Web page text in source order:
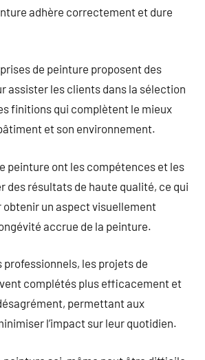
adhère correctement et dure
de peinture proposent des
assister les clients dans la sélection
finitions qui complètent le mieux
et son environnement.
peinture ont les compétences et les
des résultats de haute qualité, ce qui
obtenir un aspect visuellement
accrue de la peinture.
professionnels, les projets de
complétés plus efficacement et
permettant aux
l’impact sur leur quotidien.